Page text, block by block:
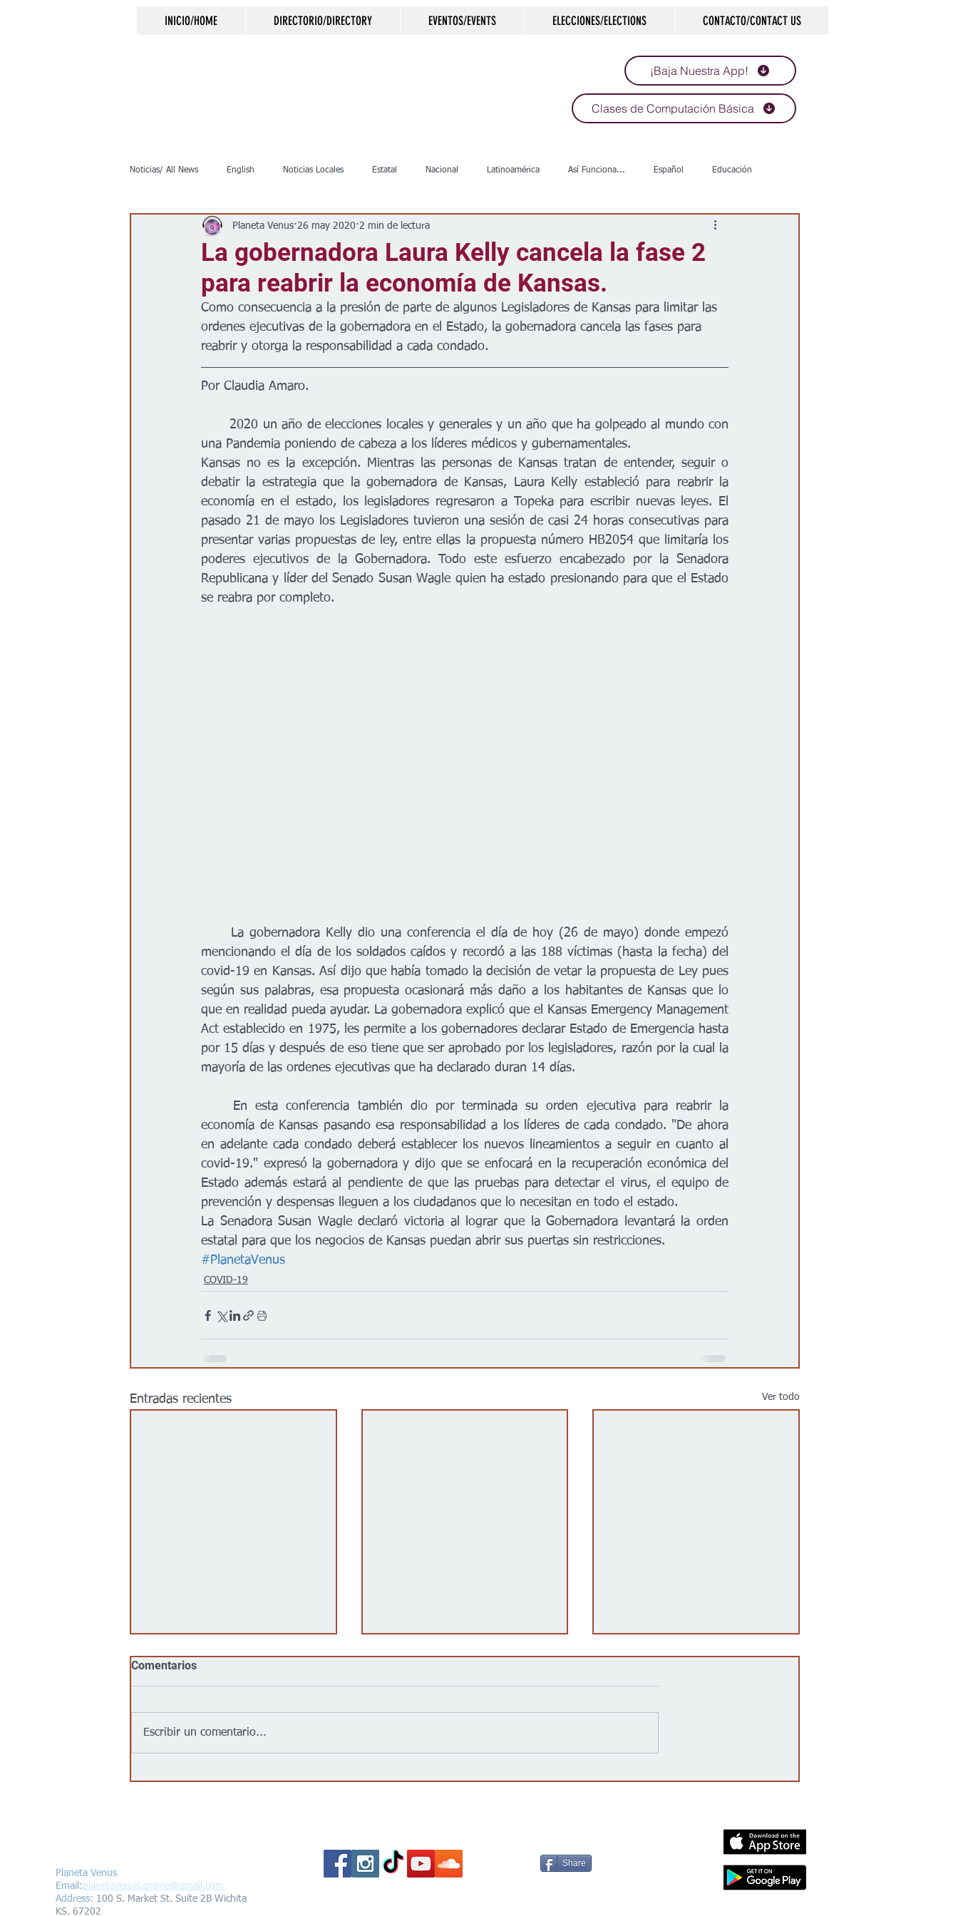
INICIO/HOME DIRECTORIO/DIRECTORY EVENTOS/EVENTS ELECCIONES/ELECTIONS CONTACTO/CONTACT US
¡Baja Nuestra App!
Clases de Computación Básica
Noticias/ All News English Noticias Locales Estatal Nacional Latinoamérica Así Funciona... Español Educación
Inmigración Crimen Negocios Salud Arte & Cultura
Clima Vivienda Escuelas Calles Desamparados Carreteras Comunidad
Espectáculos
La gobernadora Laura Kelly cancela la fase 2
para reabrir la economía de Kansas.
Planeta Venus 26 may 2020 2 min de lectura
Como consecuencia a la presión de parte de algunos Legisladores de Kansas para limitar las
ordenes ejecutivas de la gobernadora en el Estado, la gobernadora cancela las fases para
reabrir y otorga la responsabilidad a cada condado.
Por Claudia Amaro.
una Pandemia poniendo de cabeza a los líderes médicos y gubernamentales.
Kansas no es la excepción. Mientras las personas de Kansas tratan de entender, seguir o
debatir la estrategia que la gobernadora de Kansas, Laura Kelly estableció para reabrir la
economía en el estado, los legisladores regresaron a Topeka para escribir nuevas leyes. El
pasado 21 de mayo los Legisladores tuvieron una sesión de casi 24 horas consecutivas para
presentar varias propuestas de ley, entre ellas la propuesta número HB2054 que limitaría los
poderes ejecutivos de la Gobernadora. Todo este esfuerzo encabezado por la Senadora
Republicana y líder del Senado Susan Wagle quien ha estado presionando para que el Estado
se reabra por completo.
mencionando el día de los soldados caídos y recordó a las 188 víctimas (hasta la fecha) del
covid-19 en Kansas. Así dijo que había tomado la decisión de vetar la propuesta de Ley pues
según sus palabras, esa propuesta ocasionará más daño a los habitantes de Kansas que lo
que en realidad pueda ayudar. La gobernadora explicó que el Kansas Emergency Management
Act establecido en 1975, les permite a los gobernadores declarar Estado de Emergencia hasta
por 15 días y después de eso tiene que ser aprobado por los legisladores, razón por la cual la
mayoría de las ordenes ejecutivas que ha declarado duran 14 días.
economía de Kansas pasando esa responsabilidad a los líderes de cada condado. "De ahora
en adelante cada condado deberá establecer los nuevos lineamientos a seguir en cuanto al
covid-19." expresó la gobernadora y dijo que se enfocará en la recuperación económica del
Estado además estará al pendiente de que las pruebas para detectar el virus, el equipo de
prevención y despensas lleguen a los ciudadanos que lo necesitan en todo el estado.
La Senadora Susan Wagle declaró victoria al lograr que la Gobernadora levantará la orden
estatal para que los negocios de Kansas puedan abrir sus puertas sin restricciones.
#PlanetaVenus
COVID-19
Entradas recientes Ver todo
Comentarios
Escribir un comentario...
Planeta Venus
Email:planetavenus.online@gmail.com
Address: 100 S. Market St. Suite 2B Wichita
KS. 67202
Share